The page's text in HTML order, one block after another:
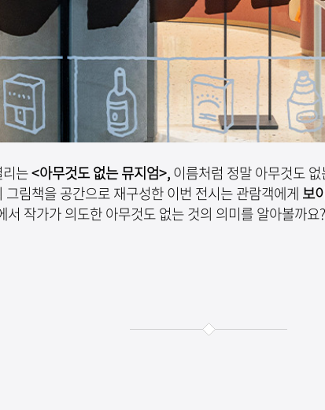
는<아무것도 없는 뮤지엄>,이름처럼 정말 아무것도
그림책을 공간으로 재구성한 이번 전시는 관람객에게 보
작가가 의도한 아무것도 없는 것의 의미를 알아볼까요?